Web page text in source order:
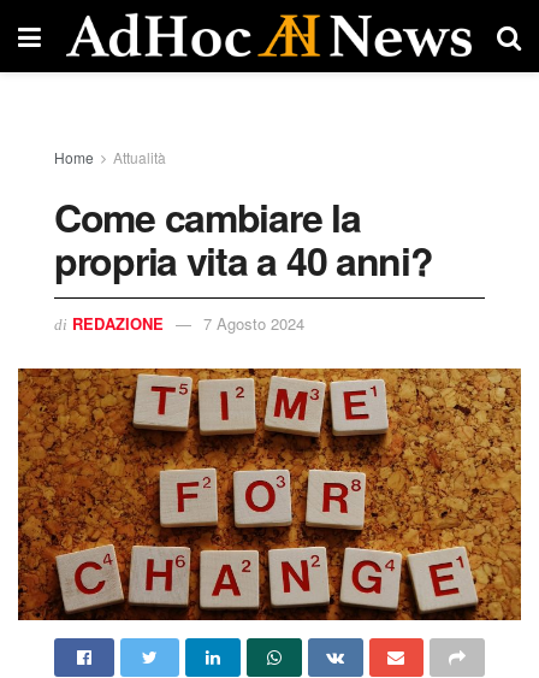
Home Attualità
Come cambiare la
propria vita a 40 anni?
di REDAZIONE 7 Agosto 2024